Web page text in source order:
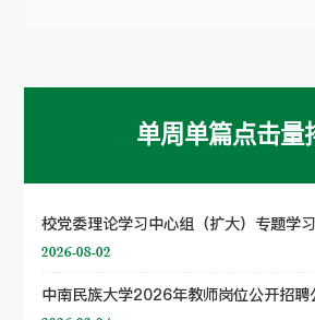
单周单篇点击量
2026-08-02
中南民族大学2026年教师岗位公开招聘